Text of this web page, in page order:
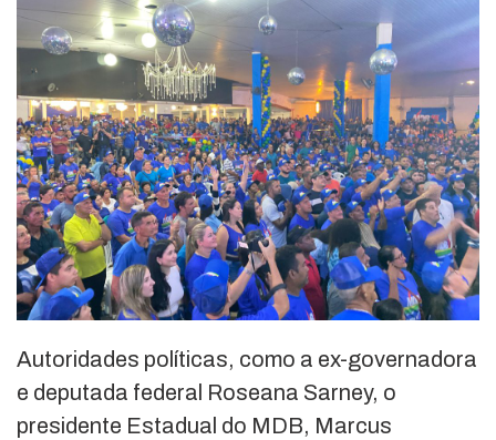
Autoridades políticas, como a ex-governadora
e deputada federal Roseana Sarney, o
presidente Estadual do MDB, Marcus